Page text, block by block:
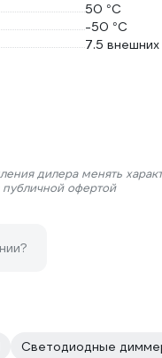
50 °С
-50 °С
7.5
дилера менять
публичной офертой
Светодиодные